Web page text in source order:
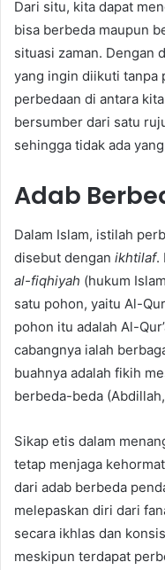
Dari situ, kita dapat
bisa berbeda maupun
situasi zaman. Dengan
yang ingin diikuti tanpa
perbedaan di antara
bersumber dari satu
sehingga tidak ada
Adab
Dalam Islam, istilah
disebut dengan ikhtilaf.
al-fiqhiyah (hukum
satu pohon, yaitu Al-
pohon itu adalah Al-
cabangnya ialah
buahnya adalah fikih
berbeda-beda
Sikap etis dalam
tetap menjaga
dari adab berbeda
melepaskan diri dari
secara ikhlas dan
meskipun terdapat